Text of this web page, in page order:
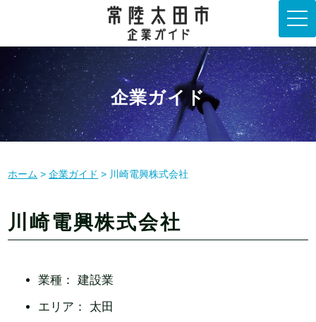
t
o
g
g
l
e
n
a
v
i
g
a
企業ガイド
ホーム >企業ガイド > 川崎電興株式会社
川崎電興株式会社
業種： 建設業
エリア： 太田